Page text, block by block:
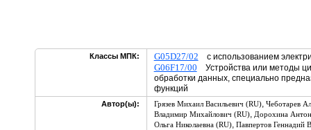
Классы МПК: G05D27/02 с использованием
G06F17/00 Устройства или методы
обработки данных, специально
функций
Автор(ы): Грязев Михаил Васильевич (RU), Чеботарев
Владимир Михайлович (RU), Дорохина
Ольга Николаевна (RU), Павпертов Геннадий